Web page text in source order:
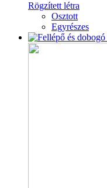
Rögzített létra
Osztott
Egyrészes